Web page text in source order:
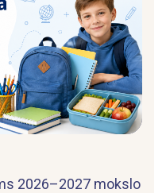
2026–2027 mokslo